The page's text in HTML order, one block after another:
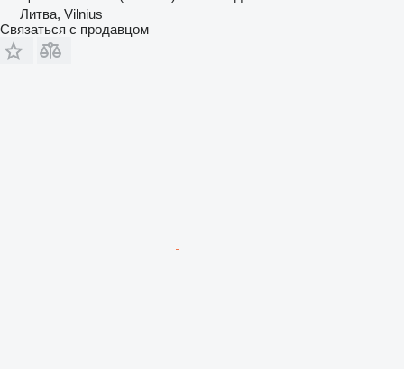
Литва, Vilnius
Связаться с продавцом